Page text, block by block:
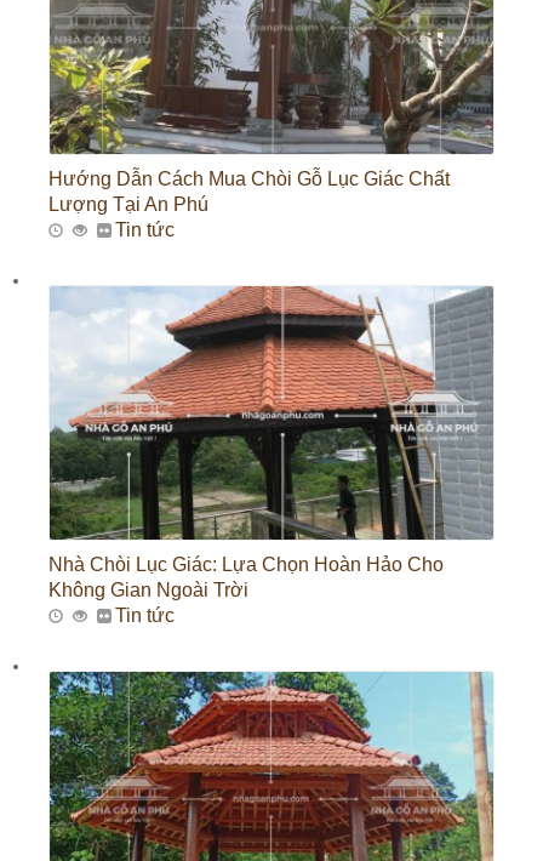
Hướng Dẫn Cách Mua Chòi Gỗ Lục Giác Chất
Lượng Tại An Phú
Tin tức
Nhà Chòi Lục Giác: Lựa Chọn Hoàn Hảo Cho
Không Gian Ngoài Trời
Tin tức